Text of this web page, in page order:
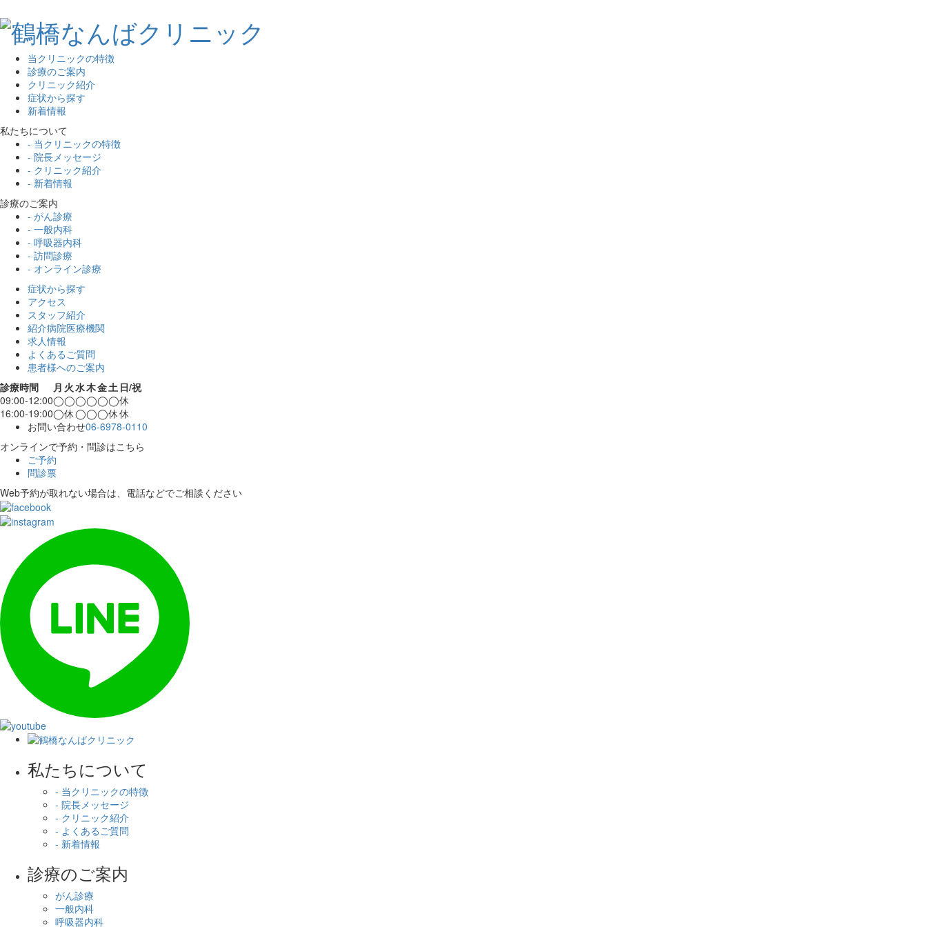
当クリニックの特徴
診療のご案内
クリニック紹介
症状から探す
新着情報
私たちについて
- 当クリニックの特徴
- 院長メッセージ
- クリニック紹介
- 新着情報
診療のご案内
- がん診療
- 一般内科
- 呼吸器内科
- 訪問診療
- オンライン診療
症状から探す
アクセス
スタッフ紹介
紹介病院医療機関
求人情報
よくあるご質問
患者様へのご案内
診療時間
月 火水木金土 日/祝
09:00-12:00◯◯◯◯◯◯休
16:00-19:00◯休◯◯◯休休
お問い合わせ06-6978-0110
オンラインで予約・問診はこちら
ご予約
問診票
Web予約が取れない場合は、電話などでご相談ください
私たちについて
- 当クリニックの特徴
- 院長メッセージ
- クリニック紹介
- よくあるご質問
- 新着情報
診療のご案内
がん診療
一般内科
呼吸器内科